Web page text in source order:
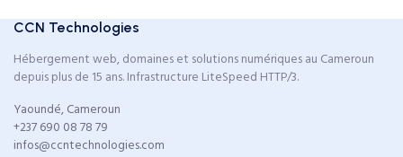
CCN Technologies
Hébergement web, domaines et solutions numériques au Cameroun
depuis plus de 15 ans. Infrastructure LiteSpeed HTTP/3.
Yaoundé, Cameroun
+237 690 08 78 79
infos@ccntechnologies.com